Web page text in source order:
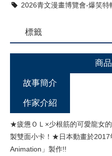
2026青文漫畫博覽會-爆笑
標籤
商
故事簡介
作家介紹
★疲憊ＯＬ×少根筋的可愛龍女
製雙面小卡！★日本動畫於2017
Animation」製作!!